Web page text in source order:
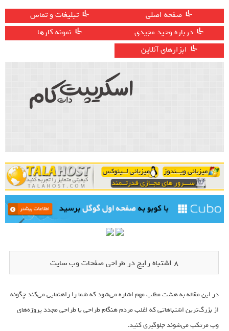
صفحه اصلی
تبلیغات و تماس
درباره وحید مجیدی
نمونه کارها
ابزارهای آنلاین
8 اشتباه رایج در طراحی صفحات وب سایت
در این مقاله به هشت مطلب مهم اشاره می‌شود که شما را راهنمایی می‌کند چگونه
از بزرگ‌ترین اشتباهاتی که اغلب مردم هنگام طراحی یا طراحی مجدد پروژه‌های
وب مرتکب می‌شوند جلوگیری کنید.